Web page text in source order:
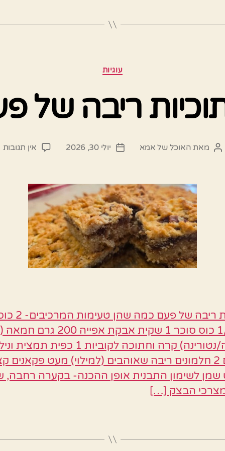
קטגוריותעוגיות
ריבה של
המחבר
מאת האוכל של אמא
תאריך
יולי 30, 2026 אין תגובותעל
חיתוכיות ריבה של פעם
קמח 1/4 כוס סוכר 1 שקית אבקת אפייה 200
כוס מים 2 חלמונים ריבה שאוהבים (למילוי) מעט פקאנים
לשימון התבנית אופן ההכנה- בקערה רחבה,
הבצק […]